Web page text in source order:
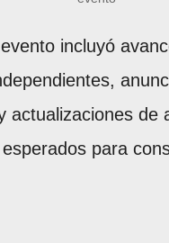
incluyó
actualizaciones de
para